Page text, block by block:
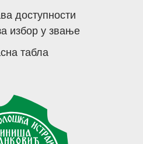
доступности
избор у звање
табла